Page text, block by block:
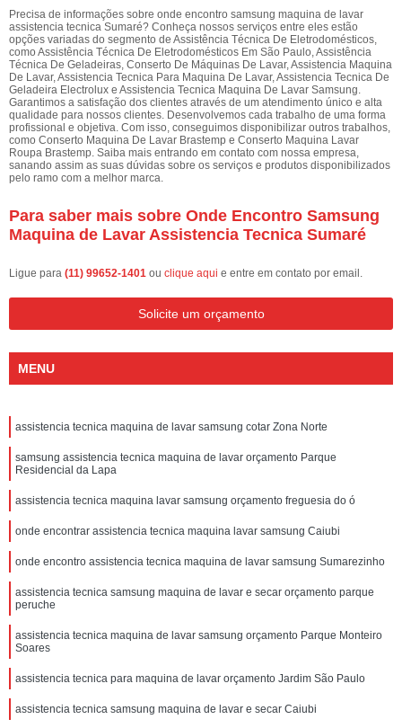
Precisa de informações sobre onde encontro samsung maquina de lavar
assistencia tecnica Sumaré? Conheça nossos serviços entre eles estão
opções variadas do segmento de Assistência Técnica De Eletrodomésticos,
como Assistência Técnica De Eletrodomésticos Em São Paulo, Assistência
Técnica De Geladeiras, Conserto De Máquinas De Lavar, Assistencia Maquina
De Lavar, Assistencia Tecnica Para Maquina De Lavar, Assistencia Tecnica De
Geladeira Electrolux e Assistencia Tecnica Maquina De Lavar Samsung.
Garantimos a satisfação dos clientes através de um atendimento único e alta
qualidade para nossos clientes. Desenvolvemos cada trabalho de uma forma
profissional e objetiva. Com isso, conseguimos disponibilizar outros trabalhos,
como Conserto Maquina De Lavar Brastemp e Conserto Maquina Lavar
Roupa Brastemp. Saiba mais entrando em contato com nossa empresa,
sanando assim as suas dúvidas sobre os serviços e produtos disponibilizados
pelo ramo com a melhor marca.
Para saber mais sobre Onde Encontro Samsung
Maquina de Lavar Assistencia Tecnica Sumaré
Ligue para (11) 99652-1401 ou clique aqui e entre em contato por email.
Solicite um orçamento
MENU
assistencia tecnica maquina de lavar samsung cotar Zona Norte
samsung assistencia tecnica maquina de lavar orçamento Parque
Residencial da Lapa
assistencia tecnica maquina lavar samsung orçamento freguesia do ó
onde encontrar assistencia tecnica maquina lavar samsung Caiubi
onde encontro assistencia tecnica maquina de lavar samsung Sumarezinho
assistencia tecnica samsung maquina de lavar e secar orçamento parque
peruche
assistencia tecnica maquina de lavar samsung orçamento Parque Monteiro
Soares
assistencia tecnica para maquina de lavar orçamento Jardim São Paulo
assistencia tecnica samsung maquina de lavar e secar Caiubi